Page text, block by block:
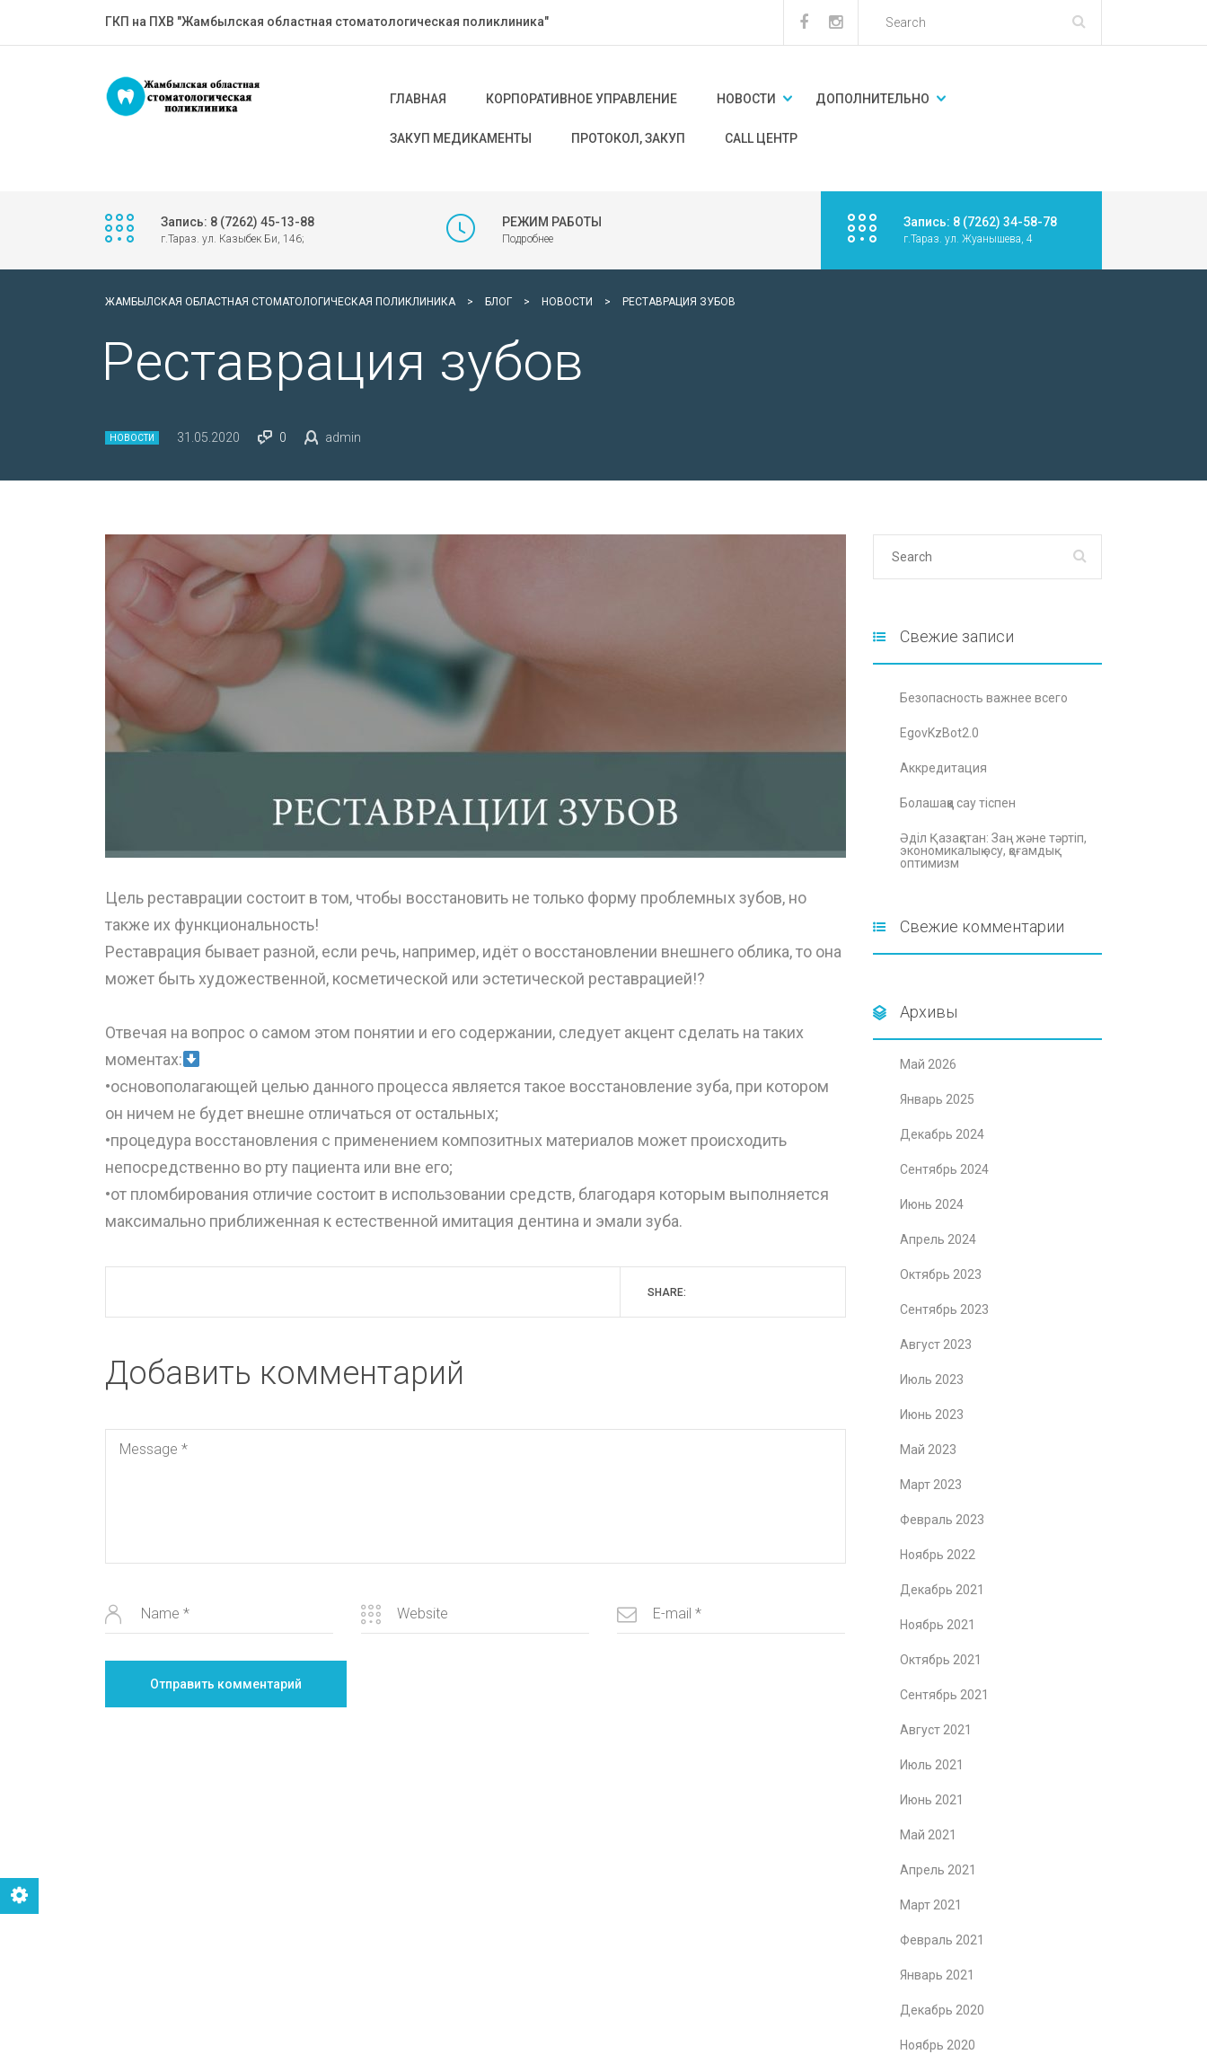
ГКП на ПХВ "Жамбылская областная стоматологическая поликлиника"
ГЛАВНАЯ КОРПОРАТИВНОЕ УПРАВЛЕНИЕ НОВОСТИ ДОПОЛНИТЕЛЬНО
ЗАКУП МЕДИКАМЕНТЫ ПРОТОКОЛ, ЗАКУП CALL ЦЕНТР
Запись: 8 (7262) 45-13-88
г.Тараз. ул. Казыбек Би, 146;
РЕЖИМ РАБОТЫ
Подробнее
Запись: 8 (7262) 34-58-78
г.Тараз. ул. Жуанышева, 4
ЖАМБЫЛСКАЯ ОБЛАСТНАЯ СТОМАТОЛОГИЧЕСКАЯ ПОЛИКЛИНИКА > БЛОГ > НОВОСТИ > РЕСТАВРАЦИЯ ЗУБОВ
Реставрация зубов
НОВОСТИ 31.05.2020 0 admin
Цель реставрации состоит в том, чтобы восстановить не только форму проблемных зубов, но
также их функциональность!
Реставрация бывает разной, если речь, например, идёт о восстановлении внешнего облика, то она
может быть художественной, косметической или эстетической реставрацией!?
Отвечая на вопрос о самом этом понятии и его содержании, следует акцент сделать на таких
моментах:
•основополагающей целью данного процесса является такое восстановление зуба, при котором
он ничем не будет внешне отличаться от остальных;
•процедура восстановления с применением композитных материалов может происходить
непосредственно во рту пациента или вне его;
•от пломбирования отличие состоит в использовании средств, благодаря которым выполняется
максимально приближенная к естественной имитация дентина и эмали зуба.
SHARE:
Добавить комментарий
Свежие записи
Безопасность важнее всего
EgovKzBot2.0
Аккредитация
Болашаққа сау тіспен
Әділ Қазақстан: Заң және тәртіп,
экономикалық өсу, қоғамдық
оптимизм
Свежие комментарии
Архивы
Май 2026
Январь 2025
Декабрь 2024
Сентябрь 2024
Июнь 2024
Апрель 2024
Октябрь 2023
Сентябрь 2023
Август 2023
Июль 2023
Июнь 2023
Май 2023
Март 2023
Февраль 2023
Ноябрь 2022
Декабрь 2021
Ноябрь 2021
Октябрь 2021
Сентябрь 2021
Август 2021
Июль 2021
Июнь 2021
Май 2021
Апрель 2021
Март 2021
Февраль 2021
Январь 2021
Декабрь 2020
Ноябрь 2020